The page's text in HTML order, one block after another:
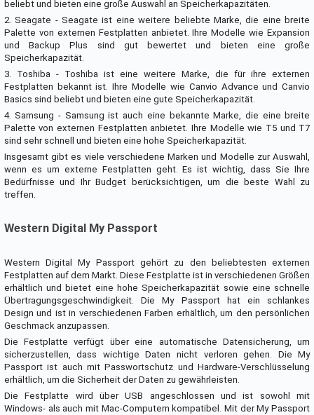
beliebt und bieten eine große Auswahl an Speicherkapazitäten.
2. Seagate - Seagate ist eine weitere beliebte Marke, die eine breite
Palette von externen Festplatten anbietet. Ihre Modelle wie Expansion
und Backup Plus sind gut bewertet und bieten eine große
Speicherkapazität.
3. Toshiba - Toshiba ist eine weitere Marke, die für ihre externen
Festplatten bekannt ist. Ihre Modelle wie Canvio Advance und Canvio
Basics sind beliebt und bieten eine gute Speicherkapazität.
4. Samsung - Samsung ist auch eine bekannte Marke, die eine breite
Palette von externen Festplatten anbietet. Ihre Modelle wie T5 und T7
sind sehr schnell und bieten eine hohe Speicherkapazität.
Insgesamt gibt es viele verschiedene Marken und Modelle zur Auswahl,
wenn es um externe Festplatten geht. Es ist wichtig, dass Sie Ihre
Bedürfnisse und Ihr Budget berücksichtigen, um die beste Wahl zu
treffen.
Western Digital My Passport
Western Digital My Passport gehört zu den beliebtesten externen
Festplatten auf dem Markt. Diese Festplatte ist in verschiedenen Größen
erhältlich und bietet eine hohe Speicherkapazität sowie eine schnelle
Übertragungsgeschwindigkeit. Die My Passport hat ein schlankes
Design und ist in verschiedenen Farben erhältlich, um den persönlichen
Geschmack anzupassen.
Die Festplatte verfügt über eine automatische Datensicherung, um
sicherzustellen, dass wichtige Daten nicht verloren gehen. Die My
Passport ist auch mit Passwortschutz und Hardware-Verschlüsselung
erhältlich, um die Sicherheit der Daten zu gewährleisten.
Die Festplatte wird über USB angeschlossen und ist sowohl mit
Windows- als auch mit Mac-Computern kompatibel. Mit der My Passport